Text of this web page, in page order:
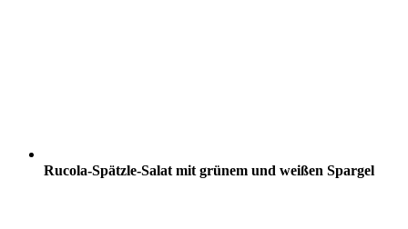
Rucola-Spätzle-Salat mit grünem und weißen Spargel